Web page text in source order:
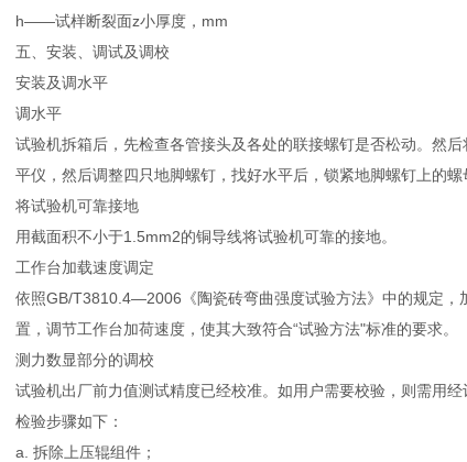
h——试样断裂面z小厚度，mm
五、安装、调试及调校
安装及调水平
调水平
试验机拆箱后，先检查各管接头及各处的联接螺钉是否松动。然
平仪，然后调整四只地脚螺钉，找好水平后，锁紧地脚螺钉上的螺
将试验机可靠接地
用截面积不小于1.5mm2的铜导线将试验机可靠的接地。
工作台加载速度调定
依照GB/T3810.4—2006《陶瓷砖弯曲强度试验方法》中的规定，
置，调节工作台加荷速度，使其大致符合“试验方法"标准的要求。
测力数显部分的调校
试验机出厂前力值测试精度已经校准。如用户需要校验，则需用
检验步骤如下：
a. 拆除上压辊组件；